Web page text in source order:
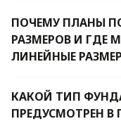
ПОЧЕМУ ПЛАНЫ
РАЗМЕРОВ И ГДЕ
ЛИНЕЙНЫЕ
КАКОЙ ТИП
ПРЕДУСМОТРЕН В